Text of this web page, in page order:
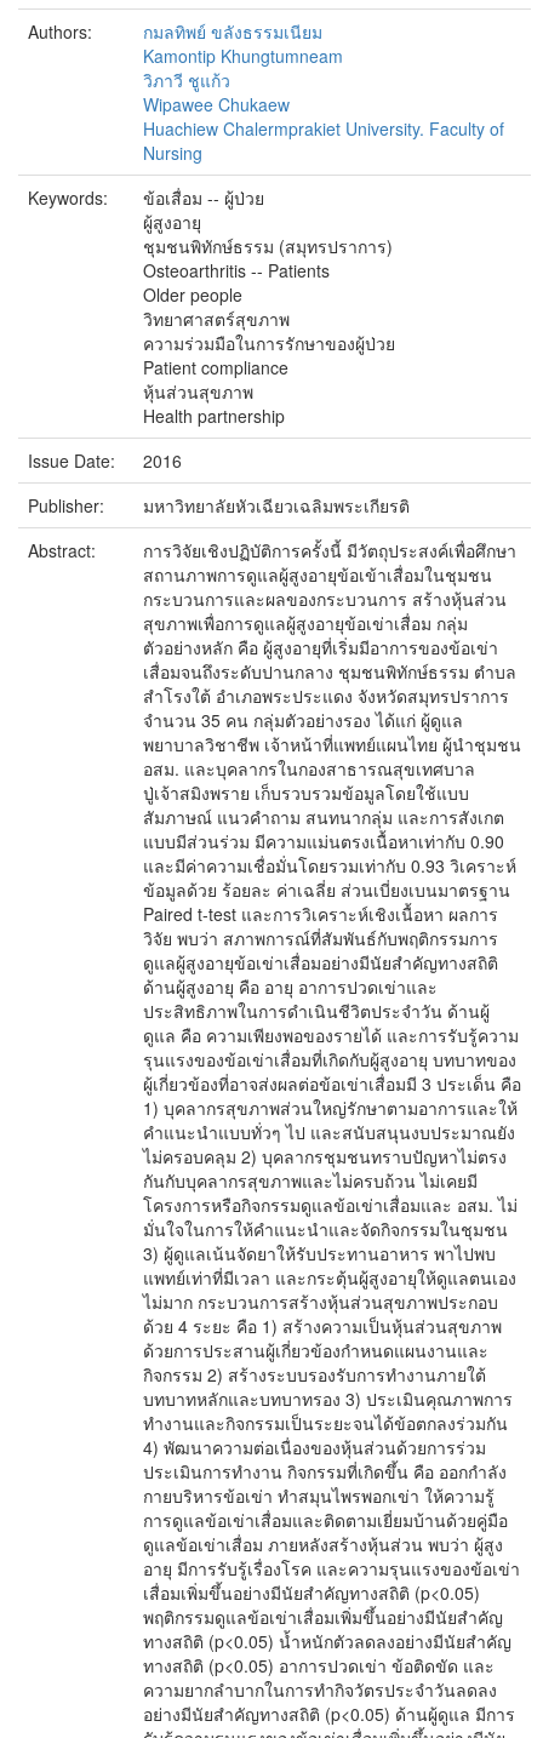
Authors:
กมลทิพย์ ขลังธรรมเนียม
Kamontip Khungtumneam
วิภาวี ชูแก้ว
Wipawee Chukaew
Huachiew Chalermprakiet University. Faculty of
Nursing
Keywords:
ข้อเสื่อม -- ผู้ป่วย
ผู้สูงอายุ
ชุมชนพิทักษ์ธรรม (สมุทรปราการ)
Osteoarthritis -- Patients
Older people
วิทยาศาสตร์สุขภาพ
ความร่วมมือในการรักษาของผู้ป่วย
Patient compliance
หุ้นส่วนสุขภาพ
Health partnership
Issue Date:
2016
Publisher:
มหาวิทยาลัยหัวเฉียวเฉลิมพระเกียรติ
Abstract:
การวิจัยเชิงปฏิบัติการครั้งนี้ มีวัตถุประสงค์เพื่อศึกษา
สถานภาพการดูแลผู้สูงอายุข้อเข้าเสื่อมในชุมชน
กระบวนการและผลของกระบวนการ สร้างหุ้นส่วน
สุขภาพเพื่อการดูแลผู้สูงอายุข้อเข่าเสื่อม กลุ่ม
ตัวอย่างหลัก คือ ผู้สูงอายุที่เริ่มมีอาการของข้อเข่า
เสื่อมจนถึงระดับปานกลาง ชุมชนพิทักษ์ธรรม ตำบล
สำโรงใต้ อำเภอพระประแดง จังหวัดสมุทรปราการ
จำนวน 35 คน กลุ่มตัวอย่างรอง ได้แก่ ผู้ดูแล
พยาบาลวิชาชีพ เจ้าหน้าที่แพทย์แผนไทย ผู้นำชุมชน
อสม. และบุคลากรในกองสาธารณสุขเทศบาล
ปู่เจ้าสมิงพราย เก็บรวบรวมข้อมูลโดยใช้แบบ
สัมภาษณ์ แนวคำถาม สนทนากลุ่ม และการสังเกต
แบบมีส่วนร่วม มีความแม่นตรงเนื้อหาเท่ากับ 0.90
และมีค่าความเชื่อมั่นโดยรวมเท่ากับ 0.93 วิเคราะห์
ข้อมูลด้วย ร้อยละ ค่าเฉลี่ย ส่วนเบี่ยงเบนมาตรฐาน
Paired t-test และการวิเคราะห์เชิงเนื้อหา ผลการ
วิจัย พบว่า สภาพการณ์ที่สัมพันธ์กับพฤติกรรมการ
ดูแลผู้สูงอายุข้อเข่าเสื่อมอย่างมีนัยสำคัญทางสถิติ
ด้านผู้สูงอายุ คือ อายุ อาการปวดเข่าและ
ประสิทธิภาพในการดำเนินชีวิตประจำวัน ด้านผู้
ดูแล คือ ความเพียงพอของรายได้ และการรับรู้ความ
รุนแรงของข้อเข่าเสื่อมที่เกิดกับผู้สูงอายุ บทบาทของ
ผู้เกี่ยวข้องที่อาจส่งผลต่อข้อเข่าเสื่อมมี 3 ประเด็น คือ
1) บุคลากรสุขภาพส่วนใหญ่รักษาตามอาการและให้
คำแนะนำแบบทั่วๆ ไป และสนับสนุนงบประมาณยัง
ไม่ครอบคลุม 2) บุคลากรชุมชนทราบปัญหาไม่ตรง
กันกับบุคลากรสุขภาพและไม่ครบถ้วน ไม่เคยมี
โครงการหรือกิจกรรมดูแลข้อเข่าเสื่อมและ อสม. ไม่
มั่นใจในการให้คำแนะนำและจัดกิจกรรมในชุมชน
3) ผู้ดูแลเน้นจัดยาให้รับประทานอาหาร พาไปพบ
แพทย์เท่าที่มีเวลา และกระตุ้นผู้สูงอายุให้ดูแลตนเอง
ไม่มาก กระบวนการสร้างหุ้นส่วนสุขภาพประกอบ
ด้วย 4 ระยะ คือ 1) สร้างความเป็นหุ้นส่วนสุขภาพ
ด้วยการประสานผู้เกี่ยวข้องกำหนดแผนงานและ
กิจกรรม 2) สร้างระบบรองรับการทำงานภายใต้
บทบาทหลักและบทบาทรอง 3) ประเมินคุณภาพการ
ทำงานและกิจกรรมเป็นระยะจนได้ข้อตกลงร่วมกัน
4) พัฒนาความต่อเนื่องของหุ้นส่วนด้วยการร่วม
ประเมินการทำงาน กิจกรรมที่เกิดขึ้น คือ ออกกำลัง
กายบริหารข้อเข่า ทำสมุนไพรพอกเข่า ให้ความรู้
การดูแลข้อเข่าเสื่อมและติดตามเยี่ยมบ้านด้วยคู่มือ
ดูแลข้อเข่าเสื่อม ภายหลังสร้างหุ้นส่วน พบว่า ผู้สูง
อายุ มีการรับรู้เรื่องโรค และความรุนแรงของข้อเข่า
เสื่อมเพิ่มขึ้นอย่างมีนัยสำคัญทางสถิติ (p<0.05)
พฤติกรรมดูแลข้อเข่าเสื่อมเพิ่มขึ้นอย่างมีนัยสำคัญ
ทางสถิติ (p<0.05) น้ำหนักตัวลดลงอย่างมีนัยสำคัญ
ทางสถิติ (p<0.05) อาการปวดเข่า ข้อติดขัด และ
ความยากลำบากในการทำกิจวัตรประจำวันลดลง
อย่างมีนัยสำคัญทางสถิติ (p<0.05) ด้านผู้ดูแล มีการ